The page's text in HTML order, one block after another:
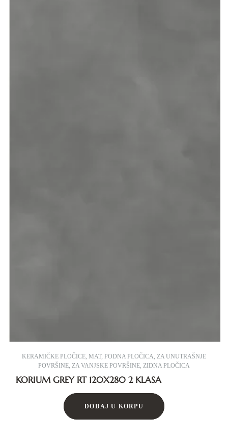
KERAMIČKE PLOČICE, MAT, PODNA PLOČICA, ZA UNUTRAŠNJE
POVRŠINE, ZA VANJSKE POVRŠINE, ZIDNA PLOČICA
KORIUM GREY RT 120X280 2 KLASA
DODAJ U KORPU